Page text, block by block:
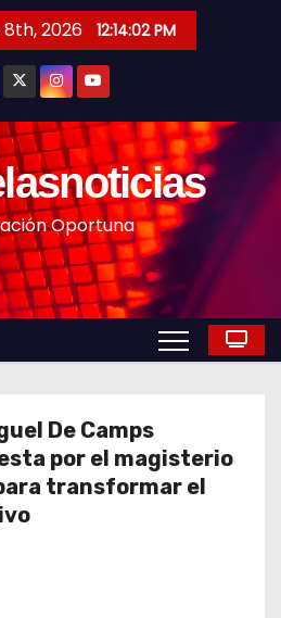
8th, 2026 12:14:04 PM
Oportuna
De Camps
por el magisterio
transformar el